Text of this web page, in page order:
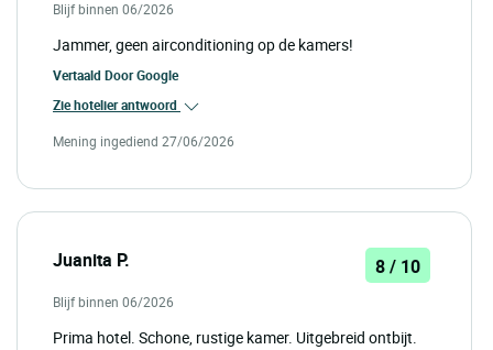
Blijf binnen 06/2026
Jammer, geen airconditioning op de kamers!
Vertaald DoorGoogle
Zie hotelier antwoord
Mening ingediend 27/06/2026
Juanita P. 8 / 10
Blijf binnen 06/2026
Prima hotel. Schone, rustige kamer. Uitgebreid ontbijt.